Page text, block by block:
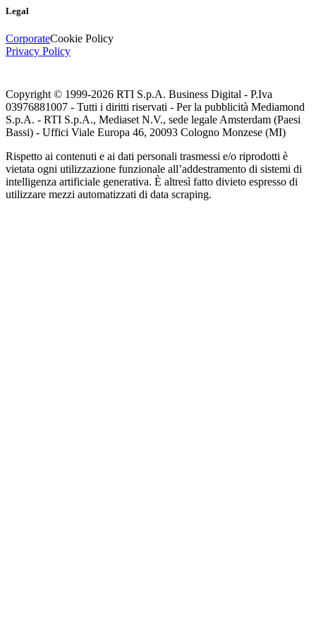
Legal
CorporateCookie Policy
Privacy Policy
Copyright © 1999-2026 RTI S.p.A. Business Digital - P.Iva
03976881007 - Tutti i diritti riservati - Per la pubblicità Mediamond
S.p.A. - RTI S.p.A., Mediaset N.V., sede legale Amsterdam (Paesi
Bassi) - Uffici Viale Europa 46, 20093 Cologno Monzese (MI)
Rispetto ai contenuti e ai dati personali trasmessi e/o riprodotti è
vietata ogni utilizzazione funzionale all’addestramento di sistemi di
intelligenza artificiale generativa. È altresì fatto divieto espresso di
utilizzare mezzi automatizzati di data scraping.